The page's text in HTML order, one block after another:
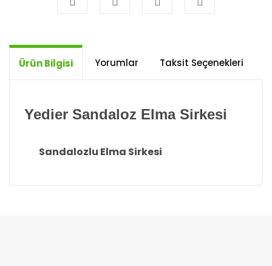
Ürün Bilgisi Yorumlar Taksit Seçenekleri
Yedier Sandaloz Elma Sirkesi
Sandalozlu Elma Sirkesi
Bu ürünün fiyat bilgisi, resim, ürün açıklamalarında